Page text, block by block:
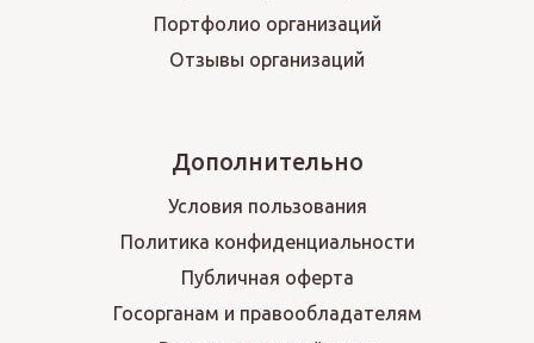
Портфолио организаций
Отзывы организаций
Дополнительно
Условия пользования
Политика конфиденциальности
Публичная оферта
Госорганам и правообладателям